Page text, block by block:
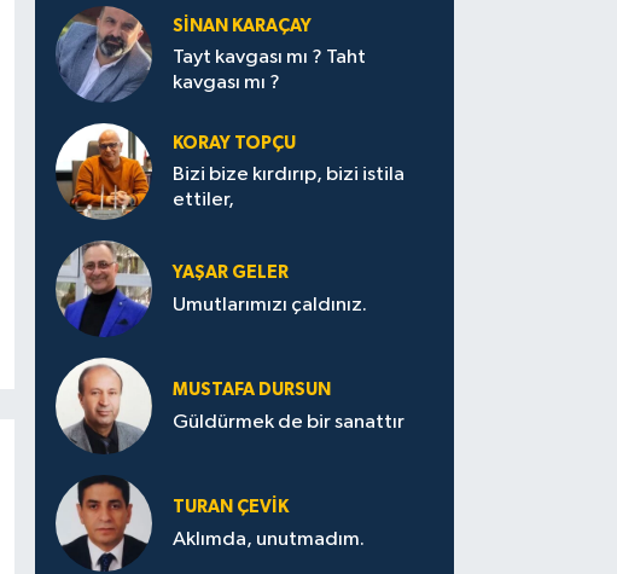
SİNAN KARAÇAY
Tayt kavgası mı ? Taht
kavgası mı ?
KORAY TOPÇU
Bizi bize kırdırıp, bizi istila
ettiler,
YAŞAR GELER
Umutlarımızı çaldınız.
MUSTAFA DURSUN
Güldürmek de bir sanattır
TURAN ÇEVİK
Aklımda, unutmadım.